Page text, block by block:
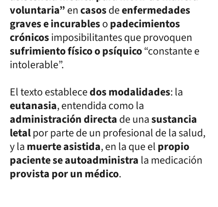
voluntaria”encasosdeenfermedades
graves e incurablesopadecimientos
crónicosimposibilitantes que provoquen
sufrimiento físico o psíquico“constante e
intolerable”.
El texto establecedos modalidades: la
eutanasia, entendida como la
administración directade unasustancia
letalpor parte de un profesional de la salud,
y lamuerte asistida, en la que elpropio
paciente se autoadministrala medicación
provista por un médico.